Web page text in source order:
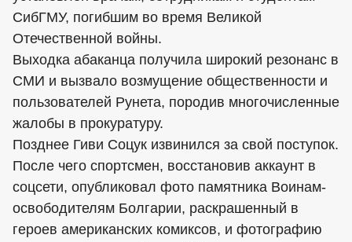
СибГМУ, погибшим во время Великой
Отечественной войны.
Выходка абаканца получила широкий резонанс в
СМИ и вызвало возмущение общественности и
пользователей Рунета, породив многочисленные
жалобы в прокуратуру.
Позднее Гиви Соцук извинился за свой поступок.
После чего спортсмен, восстановив аккаунт в
соцсети, опубликовал фото памятника Воинам-
освободителям Болгарии, раскрашенный в
героев американских комиксов, и фотографию